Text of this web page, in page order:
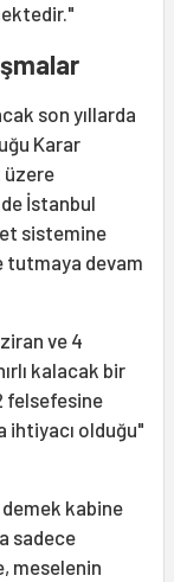
son yıllarda
Karar
üzere
İstanbul
sistemine
tutmaya devam
ve 4
kalacak bir
felsefesine
ihtiyacı olduğu"
kabine
sadece
meselenin